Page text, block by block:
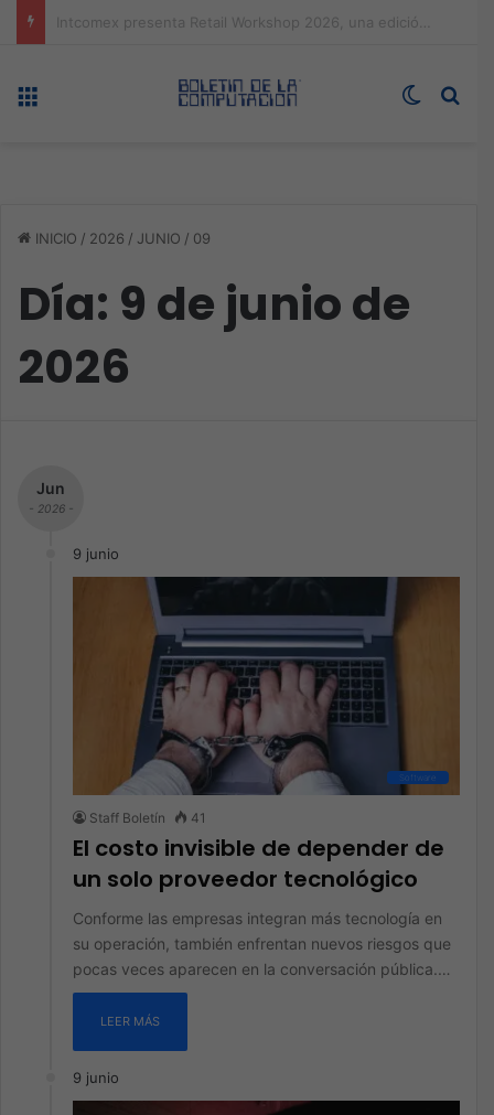
Switch
INICIO / 2026 / JUNIO / 09
Día: 9 de junio de
2026
Jun
- 2026 -
9 junio
Software
Staff Boletín 41
El costo invisible de depender de
un solo proveedor tecnológico
Conforme las empresas integran más tecnología en
su operación, también enfrentan nuevos riesgos que
pocas veces aparecen en la conversación pública.…
LEER MÁS
9 junio